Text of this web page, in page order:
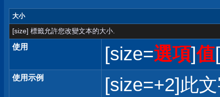
大小
[size] 標籤允許您改變文本的大小.
使用 [size=選項]值
使用示例
[size=+2]此